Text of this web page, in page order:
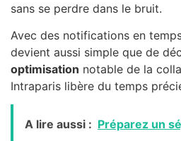
sans se perdre dans le bruit.
Avec des notifications en
devient aussi simple que de
optimisation notable de la
Intraparis libère du temps
A lire aussi : Préparez un